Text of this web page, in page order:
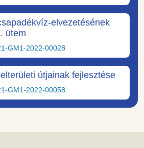
elvezetésének
ütem
GM1-2022-00028
útjainak fejlesztése
GM1-2022-00058